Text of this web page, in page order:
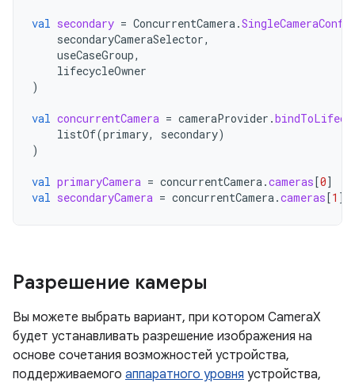
val secondary = ConcurrentCamera.
secondaryCameraSelector,
useCaseGroup,
lifecycleOwner
)
val concurrentCamera = cameraProvider .
listOf(primary, secondary)
)
val primaryCamera = concurrentCamera.cameras[0]
val secondaryCamera = concurrentCamera.cameras[1 ]
Разрешение камеры
Вы можете выбрать вариант, при котором CameraX
будет устанавливать разрешение изображения на
основе сочетания возможностей устройства,
поддерживаемого аппаратного уровня устройства,